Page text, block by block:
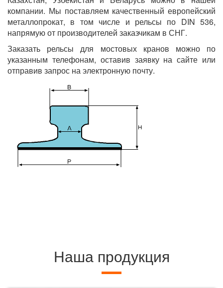
компании. Мы поставляем качественный европейский
металлопрокат, в том числе и рельсы по DIN 536,
напрямую от производителей заказчикам в СНГ.
Заказать рельсы для мостовых кранов можно по
указанным телефонам, оставив заявку на сайте или
отправив запрос на электронную почту.
Наша продукция